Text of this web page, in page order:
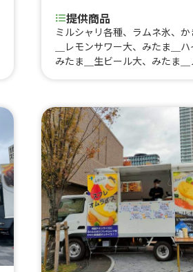
提供商品
ミルシャリ各種、ラムネ氷、
＿レモンサワー大、みたま＿ハ
みたま＿生ビール大、みたま
ンク、みたま＿オリーブフラン
バジルフランク、みたま＿ベ
ツ、豚角煮丼、冷やし鶏白湯ラ
豚丼、北海道ザンギ、北海道
ザンギのタルタルチキン南蛮
フリッツ、ワイルドフランク(
イシー・BBQ・オリーブ)、ロ
ス、雪いちご、太閤唐揚げ、
串、牛ハラミ串、鹿児島黒豚
焼き、金鯱カレー、金鯱キー
レアチャーシュー丼、炙りチ
ルーロー飯、油淋鶏、元祖釜玉